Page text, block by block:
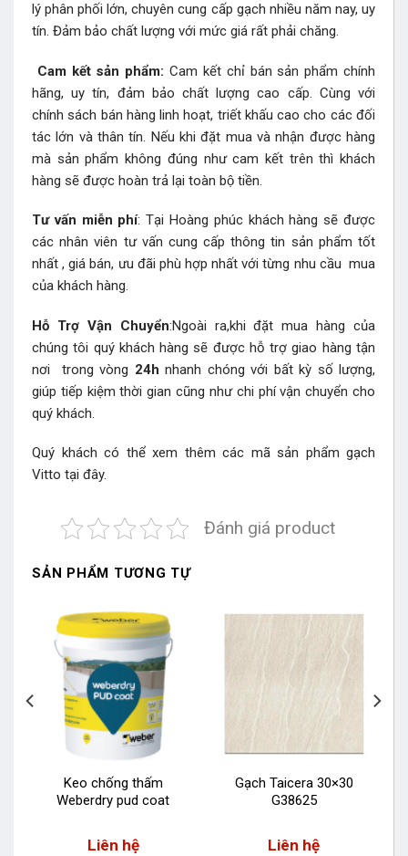
lý phân phối lớn, chuyên cung cấp gạch nhiều năm nay, uy
tín. Đảm bảo chất lượng với mức giá rất phải chăng.
Cam kết sản phẩm: Cam kết chỉ bán sản phẩm chính
hãng, uy tín, đảm bảo chất lượng cao cấp. Cùng với
chính sách bán hàng linh hoạt, triết khấu cao cho các đối
tác lớn và thân tín. Nếu khi đặt mua và nhận được hàng
mà sản phẩm không đúng như cam kết trên thì khách
hàng sẽ được hoàn trả lại toàn bộ tiền.
Tư vấn miễn phí: Tại Hoàng phúc khách hàng sẽ được
các nhân viên tư vấn cung cấp thông tin sản phẩm tốt
nhất , giá bán, ưu đãi phù hợp nhất với từng nhu cầu mua
của khách hàng.
Hỗ Trợ Vận Chuyển:Ngoài ra,khi đặt mua hàng của
chúng tôi quý khách hàng sẽ được hỗ trợ giao hàng tận
nơi trong vòng 24h nhanh chóng với bất kỳ số lượng,
giúp tiếp kiệm thời gian cũng như chi phí vận chuyển cho
quý khách.
Quý khách có thể xem thêm các mã sản phẩm gạch
Vitto tại đây.
Đánh giá product
SẢN PHẨM TƯƠNG TỰ
Keo chống thấm
Weberdry pud coat
Liên hệ
Gạch Taicera 30×30
G38625
Liên hệ